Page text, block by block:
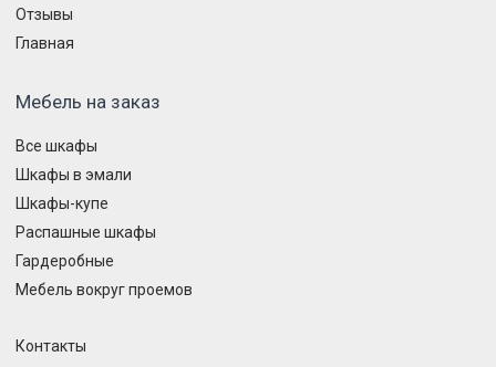
Отзывы
Главная
Мебель на заказ
Все шкафы
Шкафы в эмали
Шкафы-купе
Распашные шкафы
Гардеробные
Мебель вокруг проемов
Контакты